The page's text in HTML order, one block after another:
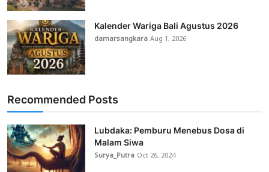
Kalender Wariga Bali Agustus 2026
damarsangkaraAug 1, 2026
Recommended Posts
Lubdaka: Pemburu Menebus Dosa di
Malam Siwa
Surya_Putra Oct 26, 2024